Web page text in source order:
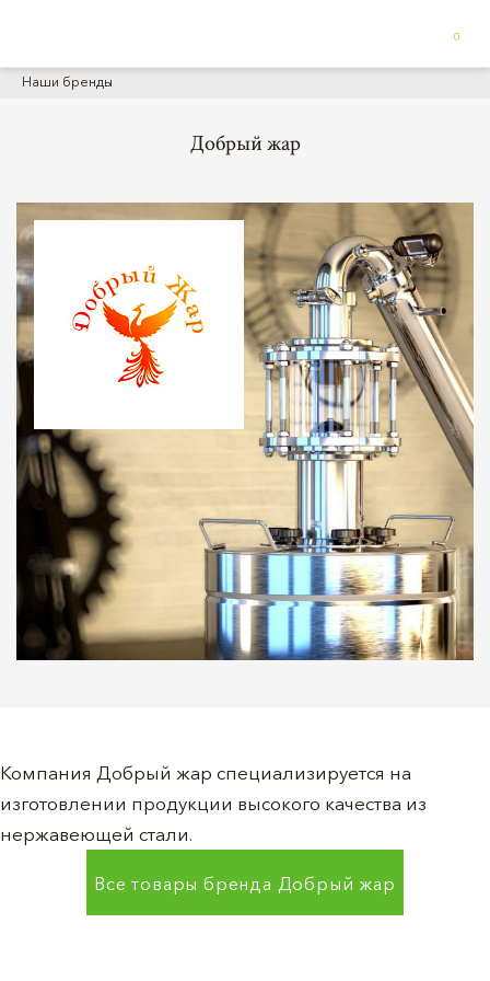
0
Наши бренды
Добрый жар
Компания Добрый жар специализируется на
изготовлении продукции высокого качества из
нержавеющей стали.
Все товары бренда Добрый жар